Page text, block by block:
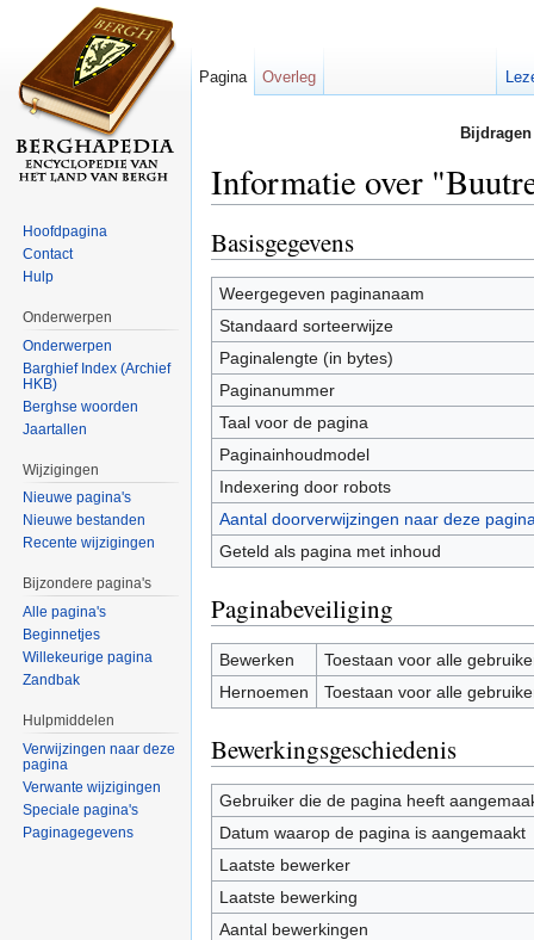
Informatie over
Basisgegevens
Weergegeven paginanaam
Standaard sorteerwijze
Paginalengte (in bytes)
Paginanummer
Taal voor de pagina
Paginainhoudmodel
Indexering door robots
Aantal doorverwijzingen naar deze
Geteld als pagina met inhoud
Paginabeveiliging
Bewerken
Toestaan voor alle
Hernoemen
Toestaan voor alle
Bewerkingsgeschiedenis
Gebruiker die de pagina heeft
Datum waarop de pagina is aangemaakt
Laatste bewerker
Laatste bewerking
Aantal bewerkingen
Pagina Overleg
Hoofdpagina
Contact
Hulp
Onderwerpen
Onderwerpen
Barghief Index (Archief
HKB)
Berghse woorden
Jaartallen
Wijzigingen
Nieuwe pagina's
Nieuwe bestanden
Recente wijzigingen
Bijzondere pagina's
Alle pagina's
Beginnetjes
Willekeurige pagina
Zandbak
Hulpmiddelen
Verwijzingen naar deze
pagina
Verwante wijzigingen
Speciale pagina's
Paginagegevens